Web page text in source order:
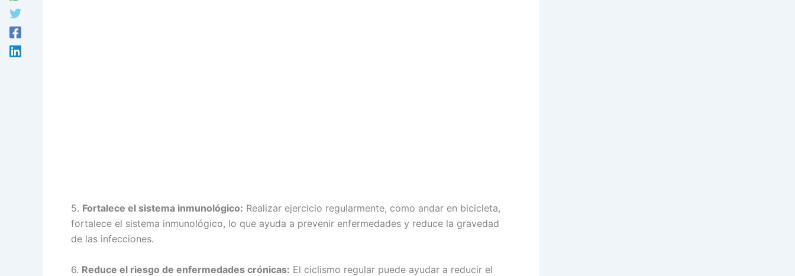
5. Fortalece el sistema inmunológico: Realizar ejercicio regularmente, como andar en bicicleta,
fortalece el sistema inmunológico, lo que ayuda a prevenir enfermedades y reduce la gravedad
de las infecciones.
6. Reduce el riesgo de enfermedades crónicas: El ciclismo regular puede ayudar a reducir el